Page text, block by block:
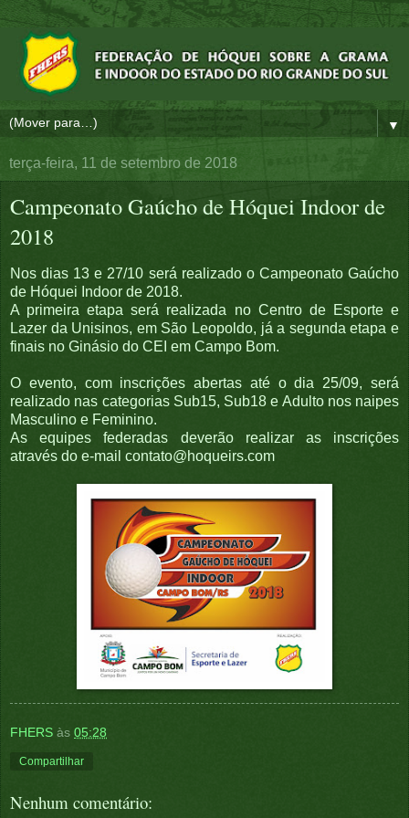
▼
terça-feira, 11 de setembro de 2018
Campeonato Gaúcho de Hóquei Indoor de
2018
Nos dias 13 e 27/10 será realizado o Campeonato Gaúcho
de Hóquei Indoor de 2018.
A primeira etapa será realizada no Centro de Esporte e
Lazer da Unisinos, em São Leopoldo, já a segunda etapa e
finais no Ginásio do CEI em Campo Bom.
O evento, com inscrições abertas até o dia 25/09, será
realizado nas categorias Sub15, Sub18 e Adulto nos naipes
Masculino e Feminino.
As equipes federadas deverão realizar as inscrições
através do e-mail contato@hoqueirs.com
FHERS às 05:28
Compartilhar
Nenhum comentário: